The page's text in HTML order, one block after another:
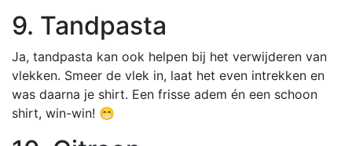
9. Tandpasta
Ja, tandpasta kan ook helpen bij het verwijderen van
vlekken. Smeer de vlek in, laat het even intrekken en
was daarna je shirt. Een frisse adem én een schoon
shirt, win-win! 😁